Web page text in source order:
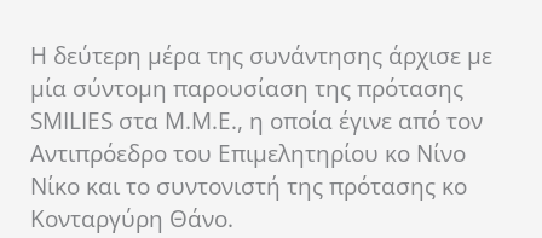
Η δεύτερη μέρα της συνάντησης άρχισε με
μία σύντομη παρουσίαση της πρότασης
SMILIES στα Μ.Μ.Ε., η οποία έγινε από τον
Αντιπρόεδρο του Επιμελητηρίου κο Νίνο
Νίκο και το συντονιστή της πρότασης κο
Κονταργύρη Θάνο.